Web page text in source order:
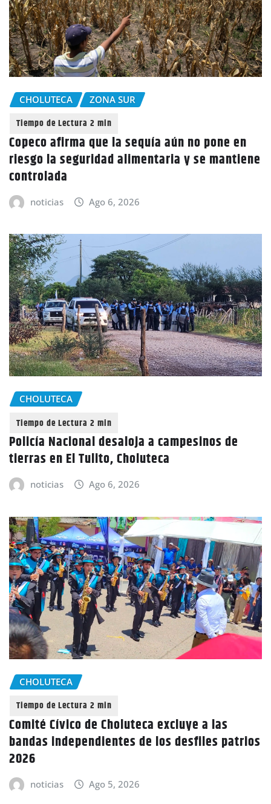
CHOLUTECA ZONA SUR
Copeco afirma que la sequía aún no pone en
riesgo la seguridad alimentaria y se mantiene
controlada
noticias Ago 6, 2026
CHOLUTECA
Policía Nacional desaloja a campesinos de
tierras en El Tulito, Choluteca
noticias Ago 6, 2026
CHOLUTECA
Comité Cívico de Choluteca excluye a las
bandas independientes de los desfiles patrios
2026
noticias Ago 5, 2026